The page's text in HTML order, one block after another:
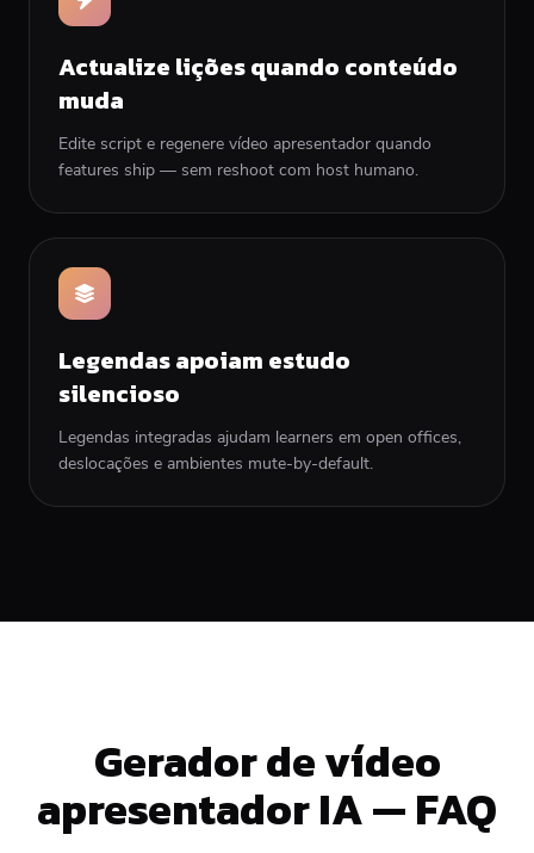
Actualize lições quando conteúdo
muda
Edite script e regenere vídeo apresentador quando
features ship — sem reshoot com host humano.
Legendas apoiam estudo
silencioso
Legendas integradas ajudam learners em open offices,
deslocações e ambientes mute-by-default.
Gerador de vídeo
apresentador IA — FAQ